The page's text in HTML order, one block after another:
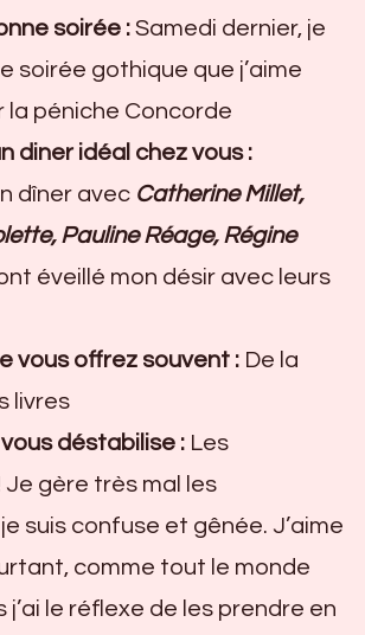
soirée : Samedi dernier, je
soirée gothique que j’aime
la péniche Concorde
diner idéal chez vous :
dîner avec Catherine Millet,
Pauline Réage, Régine
éveillé mon désir avec leurs
vous offrez souvent : De la
livres
déstabilise : Les
Je gère très mal les
suis confuse et gênée. J’aime
comme tout le monde
j’ai le réflexe de les prendre en